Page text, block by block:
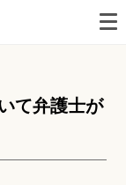
て弁護士が